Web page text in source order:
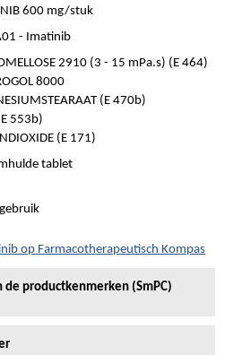
600 mg/stuk
- Imatinib
2910 (3 - 15 mPa.s) (E 464)
8000
(E 470b)
553b)
(E 171)
tablet
op Farmacotherapeutisch Kompas
de productkenmerken (SmPC)